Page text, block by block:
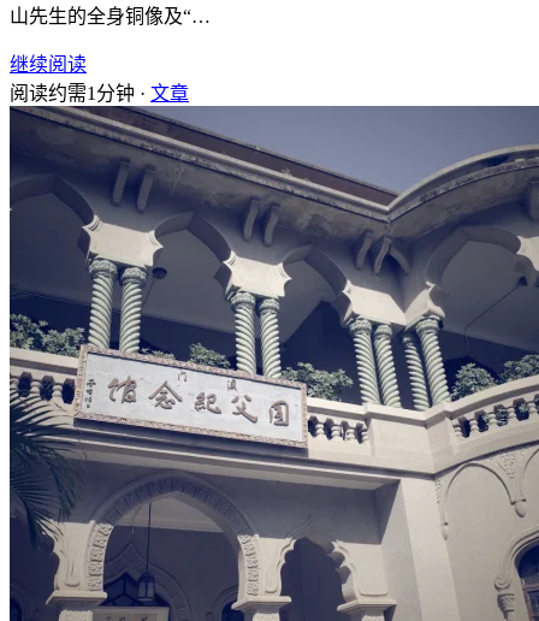
山先生的全身铜像及“…
继续阅读
阅读约需1分钟 · 文章